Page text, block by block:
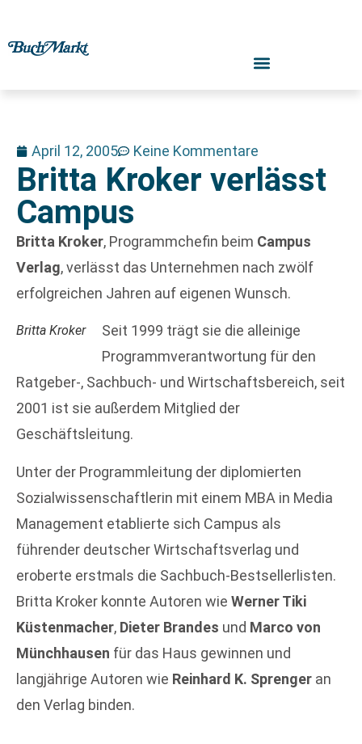
April 12, 2005 Keine Kommentare
Britta Kroker verlässt
Campus
Britta Kroker, Programmchefin beim Campus
Verlag, verlässt das Unternehmen nach zwölf
erfolgreichen Jahren auf eigenen Wunsch.
Britta Kroker
Seit 1999 trägt sie die alleinige
Programmverantwortung für den
Ratgeber-, Sachbuch- und Wirtschaftsbereich, seit
2001 ist sie außerdem Mitglied der
Geschäftsleitung.
Unter der Programmleitung der diplomierten
Sozialwissenschaftlerin mit einem MBA in Media
Management etablierte sich Campus als
führender deutscher Wirtschaftsverlag und
eroberte erstmals die Sachbuch-Bestsellerlisten.
Britta Kroker konnte Autoren wie Werner Tiki
Küstenmacher, Dieter Brandes und Marco von
Münchhausen für das Haus gewinnen und
langjährige Autoren wie Reinhard K. Sprenger an
den Verlag binden.